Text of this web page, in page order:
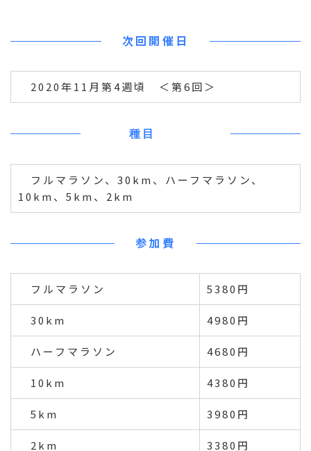
次回開催日
2020年11月第4週頃 ＜第6回＞
種目
フルマラソン、30km、ハーフマラソン、
10km、5km、2km
参加費
フルマラソン 5380円
30km 4980円
ハーフマラソン 4680円
10km 4380円
5km 3980円
2km 3380円